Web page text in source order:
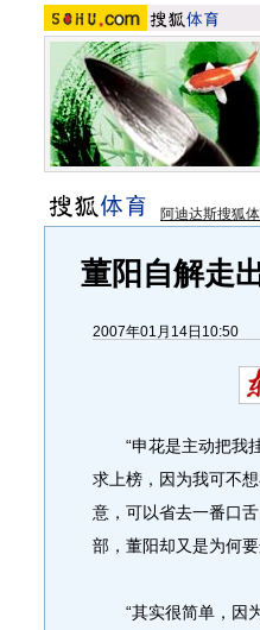
阿迪达斯搜狐
董阳自解走
2007年01月14日10:50
“申花是主动把我挂
求上榜，因为我可不
意，可以省去一番口
部，董阳却又是为何
“其实很简单，因为